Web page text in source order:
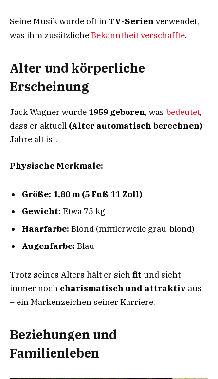
Seine Musik wurde oft in TV-Serien verwendet,
was ihm zusätzlicheBekanntheit verschaffte.
Alter und körperliche
Erscheinung
Jack Wagner wurde 1959 geboren, was bedeutet,
dass er aktuell (Alter automatisch berechnen)
Jahre alt ist.
Physische Merkmale:
Größe: 1,80 m (5 Fuß 11 Zoll)
Gewicht: Etwa 75 kg
Haarfarbe: Blond (mittlerweile grau-blond)
Augenfarbe: Blau
Trotz seines Alters hält er sichfit und sieht
immer noch charismatisch und attraktiv aus
– ein Markenzeichen seiner Karriere.
Beziehungen und
Familienleben